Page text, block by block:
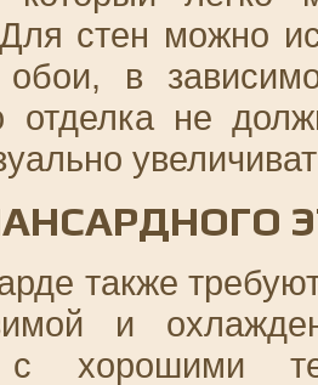
стен можно
в
отделка не
также
и
хорошими